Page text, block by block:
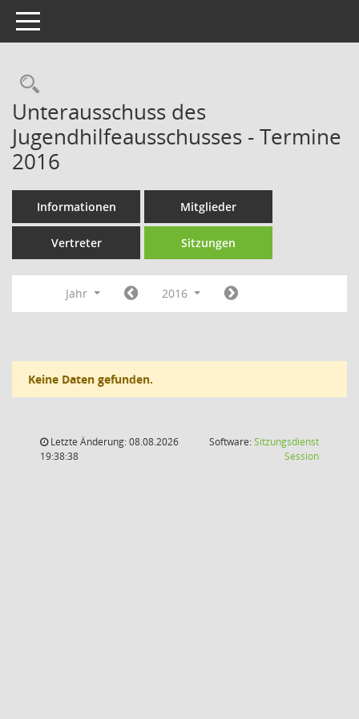
Toggle navigation
Rechercheauswahl
Unterausschuss des
Jugendhilfeausschusses - Termine
2016
Informationen Mitglieder
Vertreter Sitzungen
Jahr 2016
Keine Daten gefunden.
Letzte Änderung: 08.08.2026
19:38:38
Software:Sitzungsdienst
Session(Wird in